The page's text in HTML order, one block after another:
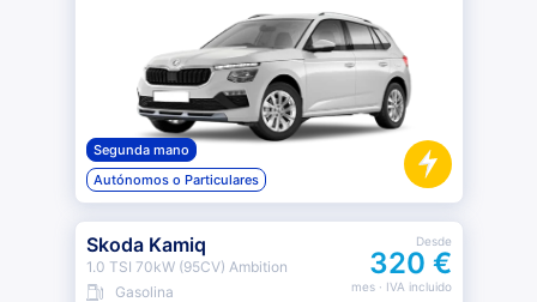
Segunda mano
Autónomos o Particulares
Skoda Kamiq
1.0 TSI 70kW (95CV) Ambition
Gasolina
Desde
320 €
mes· IVA incluido